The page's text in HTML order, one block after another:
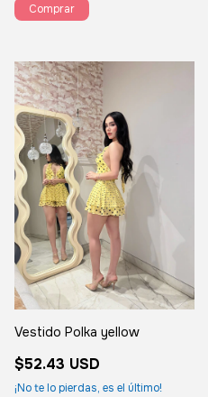
Comprar
Vestido Polka yellow
$52.43 USD
¡No te lo pierdas, es el último!